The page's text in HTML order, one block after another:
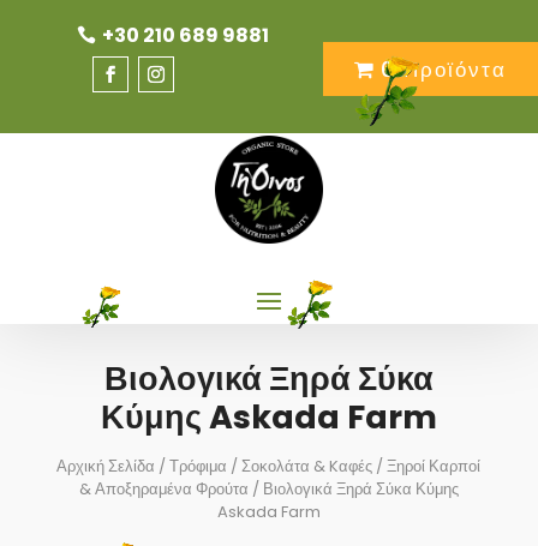
+30 210 689 9881
0 Προϊόντα
Βιολογικά Ξηρά Σύκα
Κύμης Askada Farm
Αρχική Σελίδα /Τρόφιμα /Σοκολάτα & Kαφές /Ξηροί Καρποί
& Αποξηραμένα Φρούτα / Βιολογικά Ξηρά Σύκα Κύμης
Askada Farm